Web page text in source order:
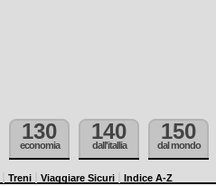
130
economia
140
dall'itallia
150
dal mondo
Treni Viaggiare Sicuri Indice A-Z